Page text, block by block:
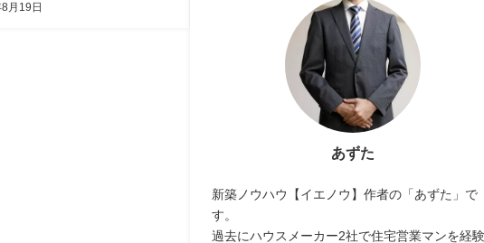
月19日
あずた
新築ノウハウ【イエノウ】作者の「あずた」で
す。
過去にハウスメーカー2社で住宅営業マンを経験